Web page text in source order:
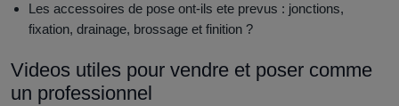
Les accessoires de pose ont-ils ete prevus : jonctions,
fixation, drainage, brossage et finition ?
Videos utiles pour vendre et poser comme
un professionnel